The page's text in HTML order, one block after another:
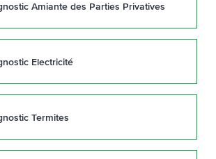
Amiante des Parties Privatives
Electricité
Termites